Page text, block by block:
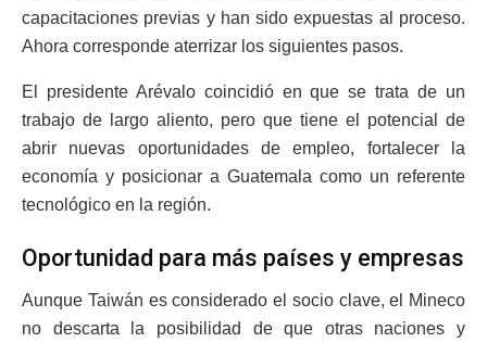
capacitaciones previas y han sido expuestas al proceso.
Ahora corresponde aterrizar los siguientes pasos.
El presidente Arévalo coincidió en que se trata de un
trabajo de largo aliento, pero que tiene el potencial de
abrir nuevas oportunidades de empleo, fortalecer la
economía y posicionar a Guatemala como un referente
tecnológico en la región.
Oportunidad para más países y empresas
Aunque Taiwán es considerado el socio clave, el Mineco
no descarta la posibilidad de que otras naciones y